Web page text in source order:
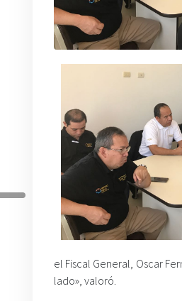
el Fiscal General, Oscar
lado», valoró.